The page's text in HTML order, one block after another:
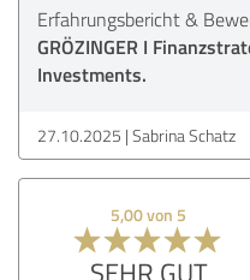
Erfahrungsbericht &
GRÖZINGER I
Investments.
27.10.2025 Sabrina Schatz
5,00 von 5
SEHR GUT